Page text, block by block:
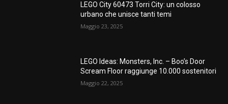
LEGO City 60473 Torri City: un colosso
urbano che unisce tanti temi
Maggio 23, 2025
LEGO Ideas: Monsters, Inc. – Boo’s Door
Scream Floor raggiunge 10.000 sostenitori
Maggio 22, 2025